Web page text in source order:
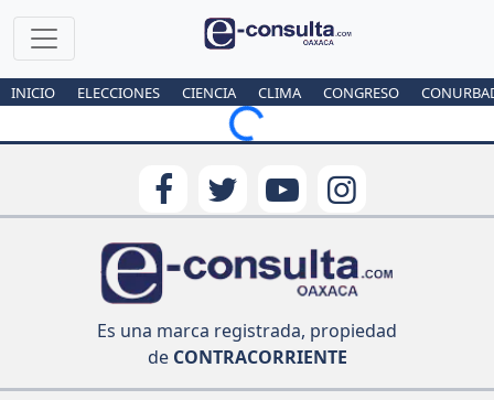
INICIO ELECCIONES CIENCIA CLIMA CONGRESO
Loading...
Es una marca registrada, propiedad
deCONTRACORRIENTE